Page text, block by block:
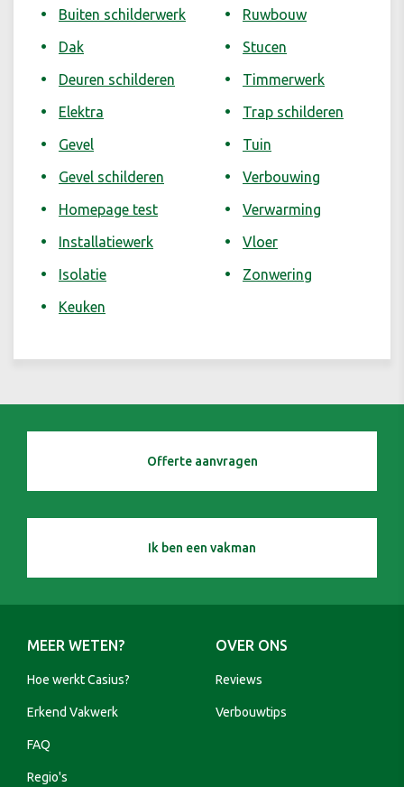
Buiten schilderwerk
Dak
Deuren schilderen
Elektra
Gevel
Gevel schilderen
Homepage test
Installatiewerk
Isolatie
Keuken
Ruwbouw
Stucen
Timmerwerk
Trap schilderen
Tuin
Verbouwing
Verwarming
Vloer
Zonwering
Offerte aanvragen
Ik ben een vakman
MEER WETEN?
Hoe werkt Casius?
Erkend Vakwerk
FAQ
Regio's
OVER ONS
Reviews
Verbouwtips